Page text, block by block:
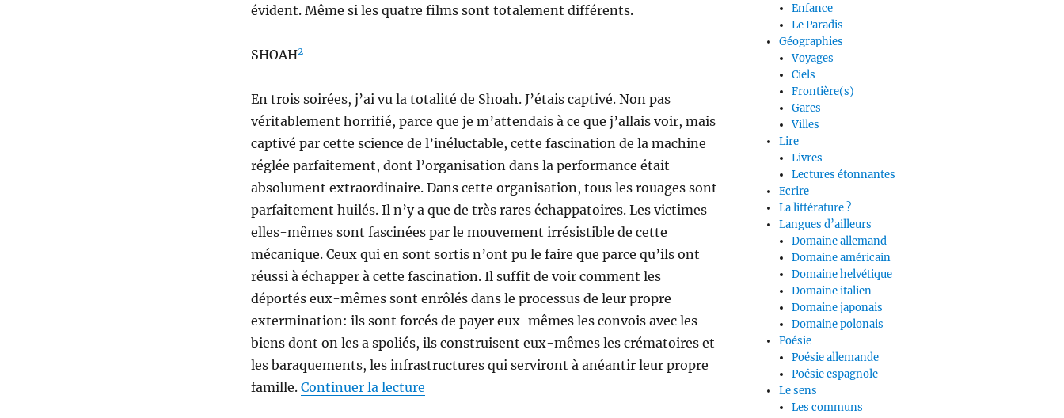
évident. Même si les quatre films sont totalement différents.
SHOAH2
En trois soirées, j’ai vu la totalité de Shoah. J’étais captivé. Non pas
véritablement horrifié, parce que je m’attendais à ce que j’allais voir, mais
captivé par cette science de l’inéluctable, cette fascination de la machine
réglée parfaitement, dont l’organisation dans la performance était
absolument extraordinaire. Dans cette organisation, tous les rouages sont
parfaitement huilés. Il n’y a que de très rares échappatoires. Les victimes
elles-mêmes sont fascinées par le mouvement irrésistible de cette
mécanique. Ceux qui en sont sortis n’ont pu le faire que parce qu’ils ont
réussi à échapper à cette fascination. Il suffit de voir comment les
déportés eux-mêmes sont enrôlés dans le processus de leur propre
extermination: ils sont forcés de payer eux-mêmes les convois avec les
biens dont on les a spoliés, ils construisent eux-mêmes les crématoires et
les baraquements, les infrastructures qui serviront à anéantir leur propre
famille. Continuer la lecturede « Pour ne pas oublier »
Enfance
Le Paradis
Géographies
Voyages
Ciels
Frontière(s)
Gares
Villes
Lire
Livres
Lectures étonnantes
Ecrire
La littérature ?
Langues d’ailleurs
Domaine allemand
Domaine américain
Domaine helvétique
Domaine italien
Domaine japonais
Domaine polonais
Poésie
Poésie allemande
Poésie espagnole
Le sens
Les communs